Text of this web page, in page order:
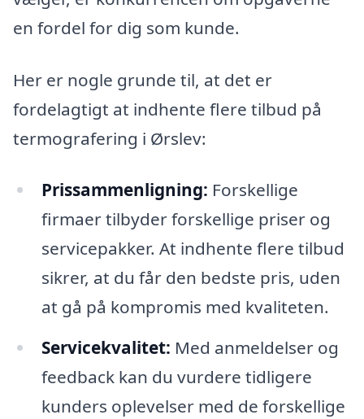
en fordel for dig som kunde.
Her er nogle grunde til, at det er
fordelagtigt at indhente flere tilbud på
termografering i Ørslev:
Prissammenligning: Forskellige
firmaer tilbyder forskellige priser og
servicepakker. At indhente flere tilbud
sikrer, at du får den bedste pris, uden
at gå på kompromis med kvaliteten.
Servicekvalitet: Med anmeldelser og
feedback kan du vurdere tidligere
kunders oplevelser med de forskellige